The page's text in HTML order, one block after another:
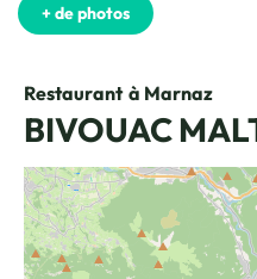
Restaurant à Marnaz
BIVOUAC
+ de photos